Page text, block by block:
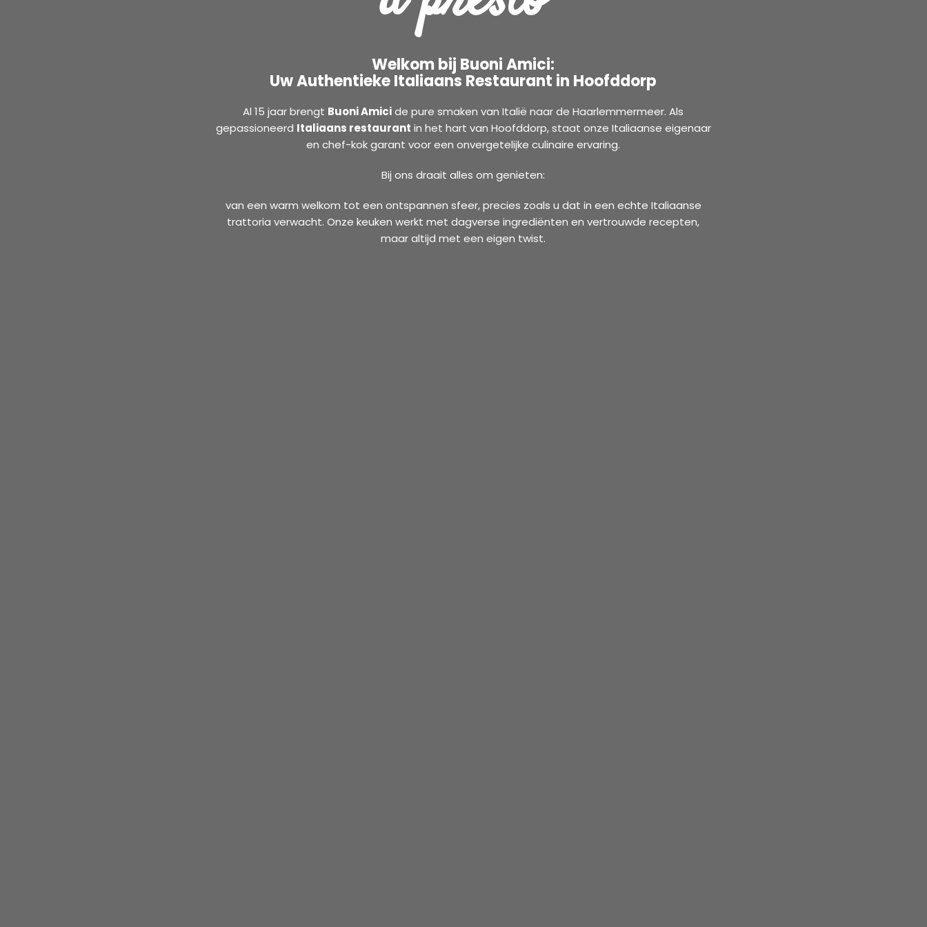
Welkom bij Buoni Amici:
Uw Authentieke Italiaans Restaurant in Hoofddorp
Al 15 jaar brengt Buoni Amicide pure smaken van Italië naar de Haarlemmermeer. Als
gepassioneerd Italiaans restaurant in het hart van Hoofddorp, staat onze Italiaanse eigenaar
en chef-kok garant voor een onvergetelijke culinaire ervaring.
Bij ons draait alles om genieten:
van een warm welkom tot een ontspannen sfeer, precies zoals u dat in een echte Italiaanse
trattoria verwacht. Onze keuken werkt met dagverse ingrediënten en vertrouwde recepten,
maar altijd met een eigen twist.